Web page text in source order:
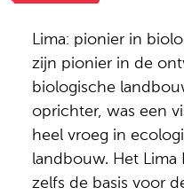
Lima: pionier in
zijn pionier in de
biologische
oprichter, was een
heel vroeg in
landbouw. Het Lima
zelfs de basis voor